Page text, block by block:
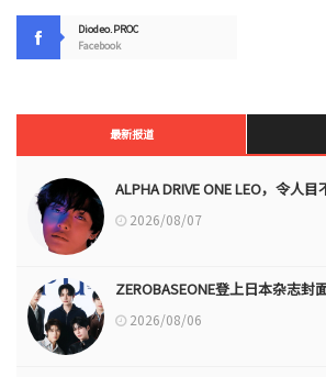
Diodeo.PROC
Facebook
最新报道
ALPHA DRIVE ONE LEO，令人
2026/08/07
ZEROBASEONE登上日本杂志封
2026/08/06